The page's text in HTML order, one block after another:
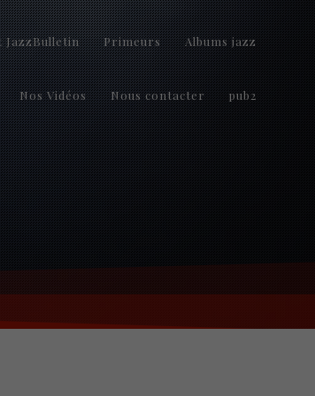
JazzBulletin Primeurs Albums jazz
Nos Vidéos Nous contacter pub2